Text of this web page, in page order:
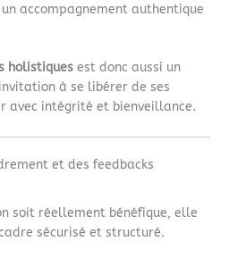
accompagnement authentique
holistiques est donc aussi un
à se libérer de ses
avec intégrité et bienveillance.
et des feedbacks
soit réellement bénéfique, elle
sécurisé et structuré.